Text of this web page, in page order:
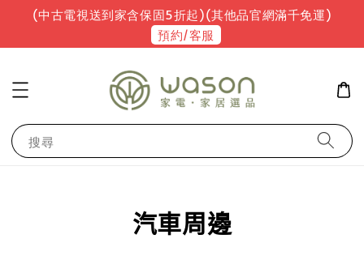
(中古電視送到家含保固5折起)(其他品官網滿千免運)
預約/客服
搜尋
汽車周邊